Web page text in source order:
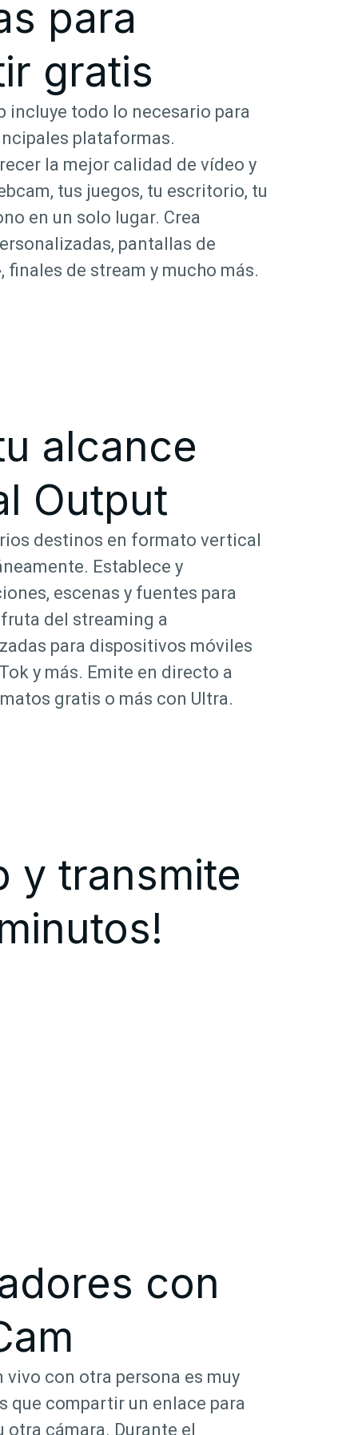
para
gratis
incluye todo lo necesario para
plataformas.
la mejor calidad de vídeo y
tus juegos, tu escritorio, tu
en un solo lugar. Crea
pantallas de
finales de stream y mucho más.
alcance
Output
destinos en formato vertical
Establece y
escenas y fuentes para
del streaming a
para dispositivos móviles
y más. Emite en directo a
gratis o más con Ultra.
y transmite
con
con otra persona es muy
que compartir un enlace para
cámara. Durante el